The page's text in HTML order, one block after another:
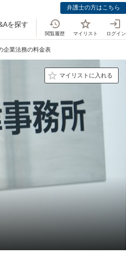
弁護士の方はこちら
を探す
閲覧履歴 マイリスト ログイン
企業法務の料金表
マイリストに入れる